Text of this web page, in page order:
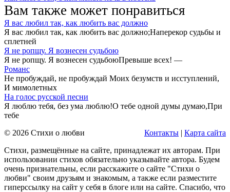
Вам также может понравиться
Я вас любил так, как любить вас должно
Я вас любил так, как любить вас должно;Наперекор судьбы и
сплетней
Я не ропщу. Я вознесен судьбою
Я не ропщу. Я вознесен судьбоюПревыше всех! —
Романс
Не пробуждай, не пробуждай Моих безумств и исступлений,
И мимолетных
На голос русской песни
Я люблю тебя, без ума люблю!О тебе одной думы думаю,При
тебе
© 2026 Стихи о любви
Контакты | Карта сайта
Стихи, размещённые на сайте, принадлежат их авторам. При
использовании стихов обязательно указывайте автора. Будем
очень признательны, если расскажите о сайте "Стихи о
любви" своим друзьям и знакомым, а также если разместите
гиперссылку на сайт у себя в блоге или на сайте. Спасибо, что